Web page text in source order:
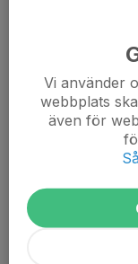
Vi använder
webbplats
även för